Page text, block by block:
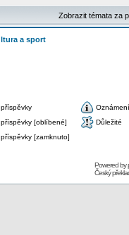
Zobrazit témata za
a sport
Oznámení
[oblíbené]
Důležité
[zamknuto]
Powered by
Český